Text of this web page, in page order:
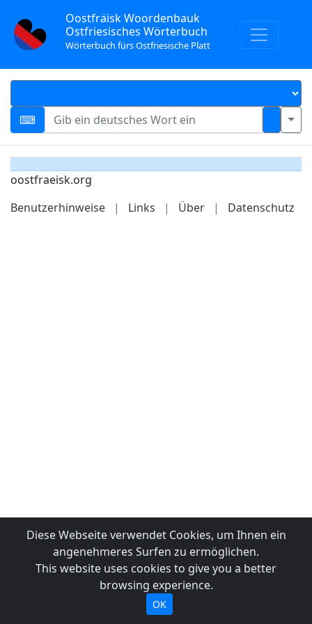
Oostfräisk Woordenbauk
Ostfriesisches Wörterbuch
Wörterbuch fürs Ostfriesische Platt
oostfraeisk.org
Benutzerhinweise
| Links | Über | Datenschutz
Diese Webseite verwendet Cookies, um Ihnen ein
angenehmeres Surfen zu ermöglichen.
This website uses cookies to give you a better
browsing experience.
OK